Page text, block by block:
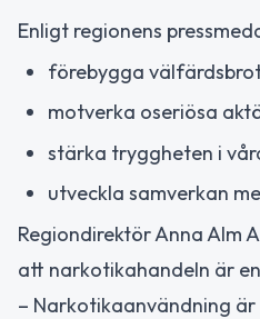
Enligt regionens
förebygga
motverka oseriösa
stärka tryggheten i
utveckla samverkan
Regiondirektör Anna Alm
att narkotikahandeln är
– Narkotikaanvändning